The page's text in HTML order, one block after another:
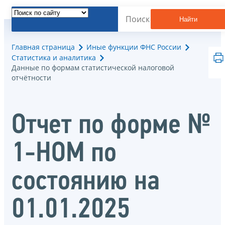
Найти
Главная страница
Иные функции ФНС России
Статистика и аналитика
Данные по формам статистической налоговой
отчётности
Отчет по форме №
1-НОМ по
состоянию на
01.01.2025